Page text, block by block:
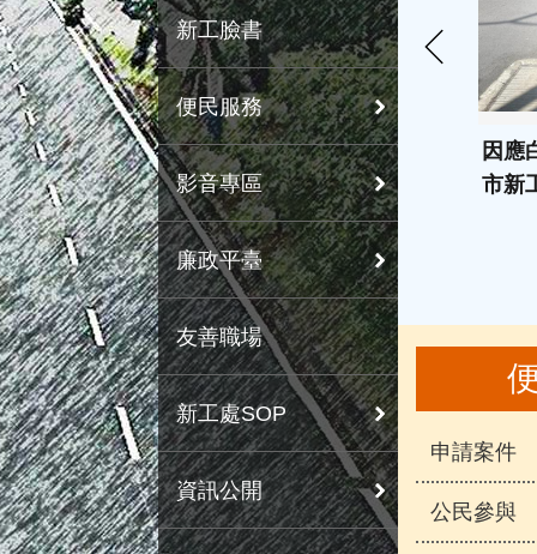
新工臉書
便民服務
影音專區
廉政平臺
友善職場
新工處SOP
資訊公開
因應
市新
申請案件
公民參與